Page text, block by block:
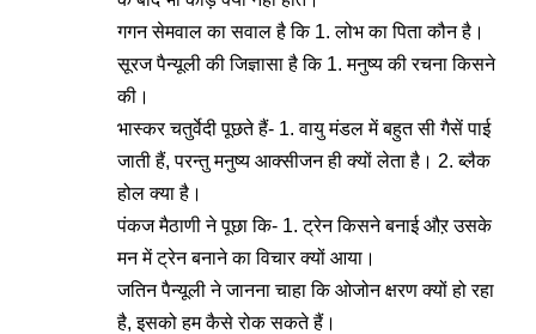
गगन सेमवाल का सवाल है कि 1. लोभ का पिता कौन है।
सूरज पैन्यूली की जिज्ञासा है कि 1. मनुष्य की रचना किसने
की।
भास्कर चतुर्वेदी पूछते हैं- 1. वायु मंडल में बहुत सी गैसें पाई
जाती हैं, परन्तु मनुष्य आक्सीजन ही क्यों लेता है। 2. ब्लैक
होल क्या है।
पंकज मैठाणी ने पूछा कि- 1. ट्रेन किसने बनाई औऱ उसके
मन में ट्रेन बनाने का विचार क्यों आया।
जतिन पैन्यूली ने जानना चाहा कि ओजोन क्षरण क्यों हो रहा
है, इसको हम कैसे रोक सकते हैं।